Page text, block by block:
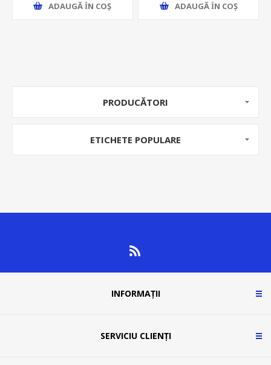
ADAUGĂ ȊN COŞ ADAUGĂ ȊN COŞ
PRODUCĂTORI
ETICHETE POPULARE
INFORMAȚII
SERVICIU CLIENȚI